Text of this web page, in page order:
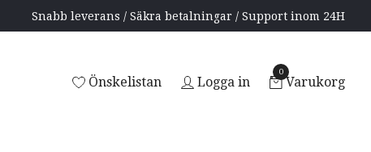
Snabb leverans / Säkra betalningar / Support inom 24H
Önskelistan Logga in
0
Varukorg